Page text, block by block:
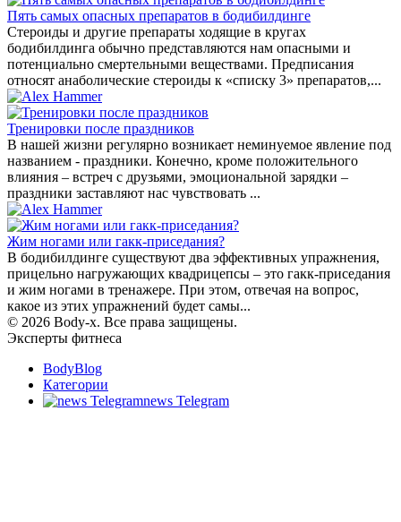
Пять самых опасных препаратов в бодибилдинге
Стероиды и другие препараты ходящие в кругах
бодибилдинга обычно представляются нам опасными и
потенциально смертельными веществами. Предписания
относят анаболические стероиды к «списку 3» препаратов,...
Тренировки после праздников
В нашей жизни регулярно возникает неминуемое явление под
названием - праздники. Конечно, кроме положительного
влияния – встреч с друзьями, эмоциональной зарядки –
праздники заставляют нас чувствовать ...
Жим ногами или гакк-приседания?
В бодибилдинге существуют два эффективных упражнения,
прицельно нагружающих квадрицепсы – это гакк-приседания
и жим ногами в тренажере. При этом, отвечая на вопрос,
какое из этих упражнений будет самы...
© 2026 Body-x. Все права защищены.
Эксперты фитнеса
BodyBlog
Категории
news Telegram